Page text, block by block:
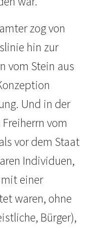
zog von
hin zur
vom Stein aus
Und in der
vom
vor dem Staat
Individuen,
einer
waren, ohne
Bürger),